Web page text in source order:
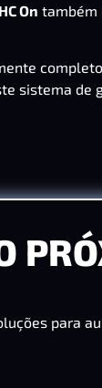
On também
sistema de
para